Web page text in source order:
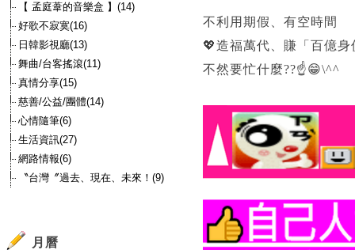
不利用期假、有空時間
💖造福萬代、賺「百億
不然要忙什麼??☝️😁\^^
【 孟庭葦的音樂盒 】(14)
好歌不寂寞(16)
日韓影視廳(13)
舞曲/台客搖滾(11)
真情分享(15)
慈善/公益/團體(14)
心情隨筆(6)
生活資訊(27)
網路情報(6)
〝台灣〞過去、現在、未來！(9)
月曆